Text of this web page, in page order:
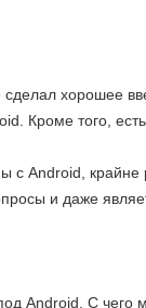
хорошее
Кроме того,
с Android,
и даже
Android. С чего